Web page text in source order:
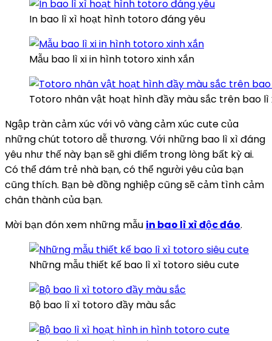
In bao lì xì hoạt hình totoro đáng yêu
Mẫu bao lì xi in hình totoro xinh xắn
Totoro nhân vật hoạt hình đầy màu sắc trên bao lì
Ngập tràn cảm xúc với vô vàng cảm xúc cute của
những chút totoro dễ thương. Với những bao lì xì đáng
yêu như thế này bạn sẽ ghi điểm trong lòng bất kỳ ai.
Có thể đám trẻ nhà bạn, có thể người yêu của bạn
cũng thích. Bạn bè đồng nghiệp cũng sẽ cảm tình cảm
chân thành của bạn.
Mời bạn đón xem những mẫu in bao lì xì độc đáo.
Những mẫu thiết kế bao lì xì totoro siêu cute
Bộ bao lì xì totoro đầy màu sắc